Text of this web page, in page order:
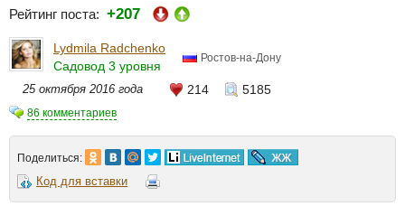
Рейтинг поста: +207
Lydmila Radchenko
Садовод 3 уровня
Ростов-на-Дону
25 октября 2016 года 214 5185
86 комментариев
Поделиться:
Код для вставки